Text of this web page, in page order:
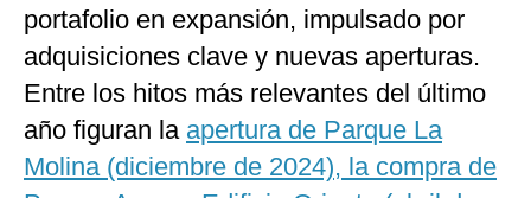
portafolio en expansión, impulsado por
adquisiciones clave y nuevas aperturas.
Entre los hitos más relevantes del último
año figuran la apertura de Parque La
Molina (diciembre de 2024), la compra de